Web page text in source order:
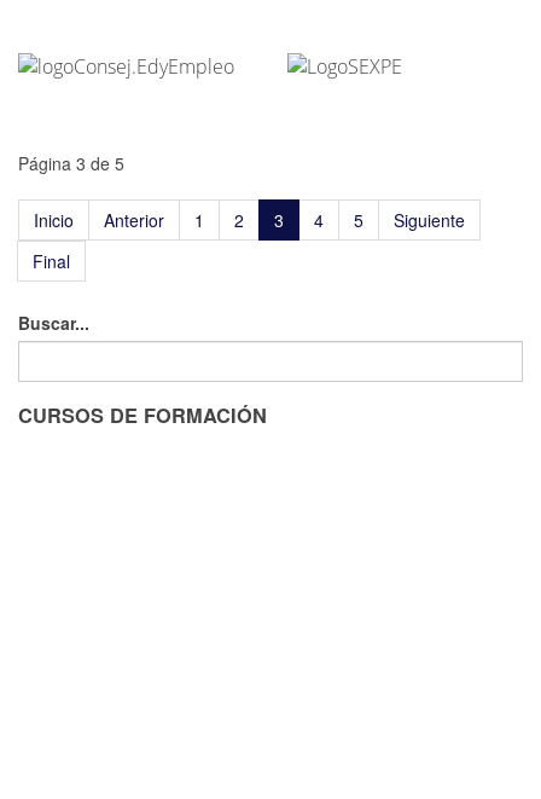
Página 3 de 5
Inicio Anterior 1 2 3 4 5
Siguiente
Final
Buscar...
CURSOS DE FORMACIÓN